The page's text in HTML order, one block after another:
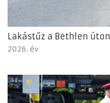
Lakástűz a Bethlen úton
2026. év